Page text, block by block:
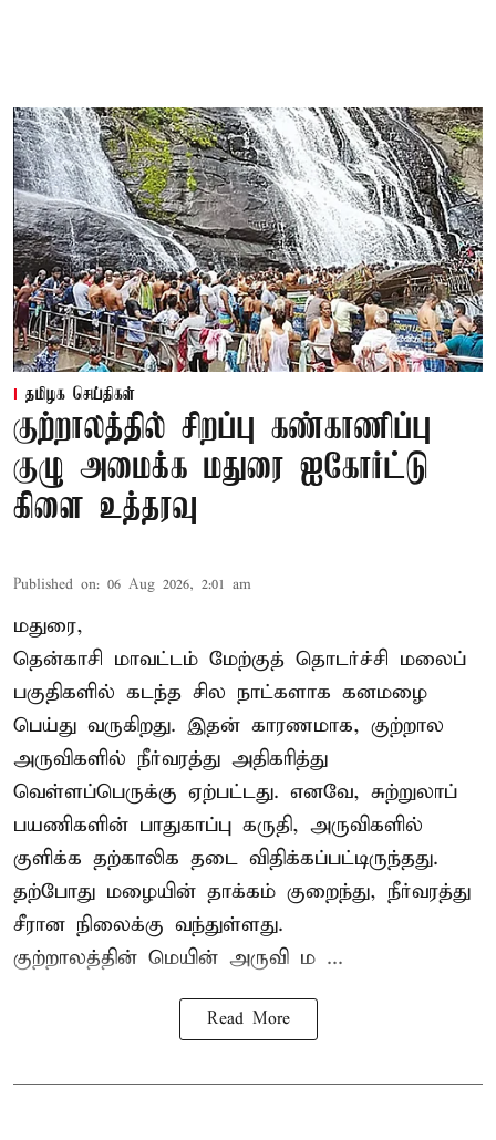
தமிழக செய்திகள்
குற்றாலத்தில் சிறப்பு கண்காணிப்பு
குழு அமைக்க மதுரை ஐகோர்ட்டு
கிளை உத்தரவு
Published on: 06 Aug 2026, 2:01 am
மதுரை,
தென்காசி மாவட்டம் மேற்குத் தொடர்ச்சி மலைப்
பகுதிகளில் கடந்த சில நாட்களாக கனமழை
பெய்து வருகிறது. இதன் காரணமாக, குற்றால
அருவிகளில் நீர்வரத்து அதிகரித்து
வெள்ளப்பெருக்கு ஏற்பட்டது. எனவே, சுற்றுலாப்
பயணிகளின் பாதுகாப்பு கருதி, அருவிகளில்
குளிக்க தற்காலிக தடை விதிக்கப்பட்டிருந்தது.
தற்போது மழையின் தாக்கம் குறைந்து, நீர்வரத்து
சீரான நிலைக்கு வந்துள்ளது.
குற்றாலத்தின் மெயின் அருவி ம ...
Read More